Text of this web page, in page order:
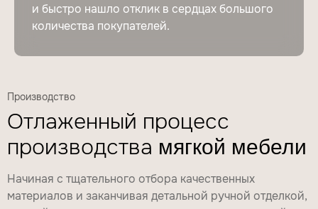
и быстро нашло отклик в сердцах большого
количества покупателей.
Производство
Отлаженный процесс
производства мягкой мебели
Начиная с тщательного отбора качественных
материалов и заканчивая детальной ручной отделкой,